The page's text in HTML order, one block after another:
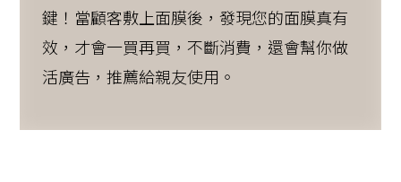
鍵！當顧客敷上面膜後，發現您的面膜真有
效，才會一買再買，不斷消費，還會幫你做
活廣告，推薦給親友使用。